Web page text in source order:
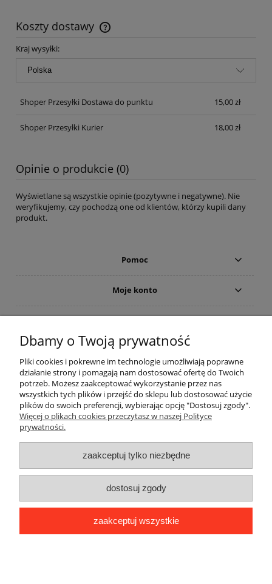
Koszty dostawy
Cena nie zawiera ewentualnych kosztów płatności
Kraj wysyłki:
Shoper Przesyłki Dostawa do punktu 15,00 zł
Shoper Przesyłki Kurier 18,00 zł
Opinie o produkcie (0)
Wyświetlane są wszystkie opinie (pozytywne i negatywne). Nie
weryfikujemy, czy pochodzą one od klientów, którzy kupili dany
produkt.
Pomoc
Moje konto
Informacje
O nas
Dbamy o Twoją prywatność
Pliki cookies i pokrewne im technologie umożliwiają poprawne
działanie strony i pomagają nam dostosować ofertę do Twoich
potrzeb. Możesz zaakceptować wykorzystanie przez nas
wszystkich tych plików i przejść do sklepu lub dostosować użycie
plików do swoich preferencji, wybierając opcję "Dostosuj zgody".
Więcej o plikach cookies przeczytasz w naszej Polityce
prywatności.
zaakceptuj tylko niezbędne
dostosuj zgody
zaakceptuj wszystkie